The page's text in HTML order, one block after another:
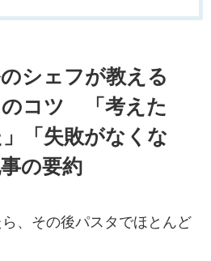
のシェフが教える
コツ 「考えた
「失敗がなくな
の要約
、その後パスタでほとんど